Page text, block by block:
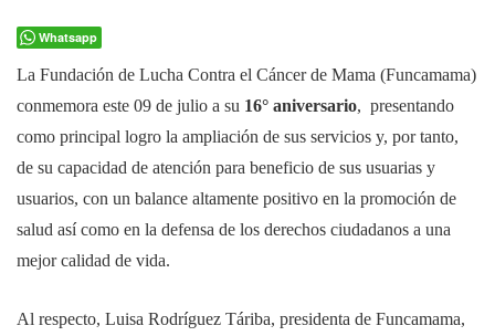
Whatsapp
La Fundación de Lucha Contra el Cáncer de Mama (Funcamama)
conmemora este 09 de julio a su 16° aniversario, presentando
como principal logro la ampliación de sus servicios y, por tanto,
de su capacidad de atención para beneficio de sus usuarias y
usuarios, con un balance altamente positivo en la promoción de
salud así como en la defensa de los derechos ciudadanos a una
mejor calidad de vida.
Al respecto, Luisa Rodríguez Táriba, presidenta de Funcamama,